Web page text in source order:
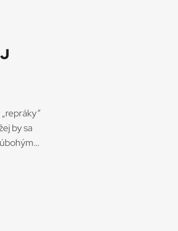
by sa
filmu DJ